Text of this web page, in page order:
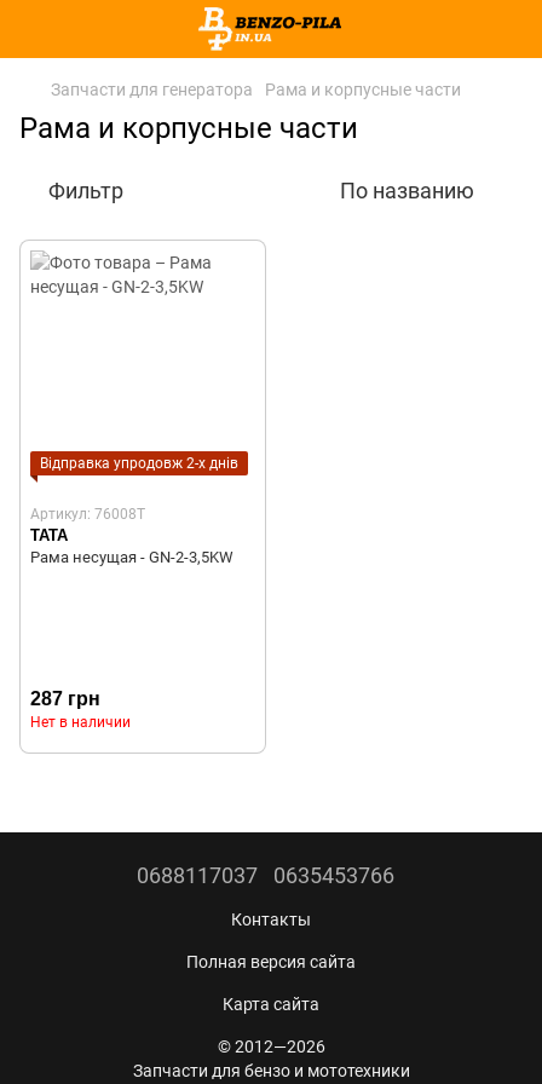
Запчасти для генератора Рама и корпусные части
Рама и корпусные части
Фильтр По названию
Відправка упродовж 2-х днів
Артикул: 76008T
TATA
Рама несущая - GN-2-3,5KW
287 грн
Нет в наличии
0688117037 0635453766
Контакты
Полная версия сайта
Карта сайта
© 2012—2026
Запчасти для бензо и мототехники